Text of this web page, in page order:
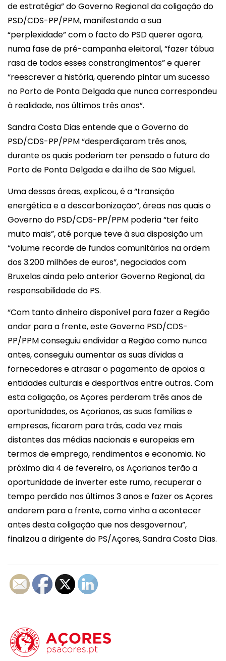
de estratégia” do Governo Regional da coligação do
PSD/CDS-PP/PPM, manifestando a sua
“perplexidade” com o facto do PSD querer agora,
numa fase de pré-campanha eleitoral, “fazer tábua
rasa de todos esses constrangimentos” e querer
“reescrever a história, querendo pintar um sucesso
no Porto de Ponta Delgada que nunca correspondeu
à realidade, nos últimos três anos”.
Sandra Costa Dias entende que o Governo do
PSD/CDS-PP/PPM “desperdiçaram três anos,
durante os quais poderiam ter pensado o futuro do
Porto de Ponta Delgada e da ilha de São Miguel.
Uma dessas áreas, explicou, é a “transição
energética e a descarbonização”, áreas nas quais o
Governo do PSD/CDS-PP/PPM poderia “ter feito
muito mais”, até porque teve à sua disposição um
“volume recorde de fundos comunitários na ordem
dos 3.200 milhões de euros”, negociados com
Bruxelas ainda pelo anterior Governo Regional, da
responsabilidade do PS.
“Com tanto dinheiro disponível para fazer a Região
andar para a frente, este Governo PSD/CDS-
PP/PPM conseguiu endividar a Região como nunca
antes, conseguiu aumentar as suas dívidas a
fornecedores e atrasar o pagamento de apoios a
entidades culturais e desportivas entre outras. Com
esta coligação, os Açores perderam três anos de
oportunidades, os Açorianos, as suas famílias e
empresas, ficaram para trás, cada vez mais
distantes das médias nacionais e europeias em
termos de emprego, rendimentos e economia. No
próximo dia 4 de fevereiro, os Açorianos terão a
oportunidade de inverter este rumo, recuperar o
tempo perdido nos últimos 3 anos e fazer os Açores
andarem para a frente, como vinha a acontecer
antes desta coligação que nos desgovernou”,
finalizou a dirigente do PS/Açores, Sandra Costa Dias.